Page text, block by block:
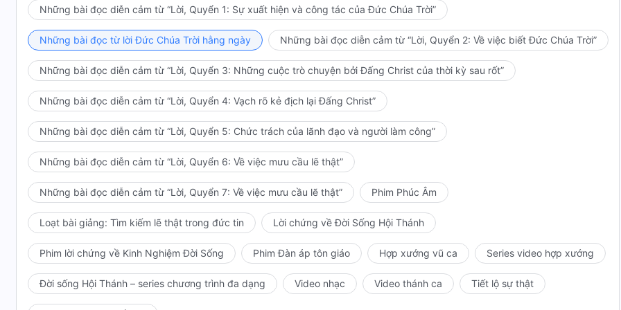
Loài người cũng đang đổi thay… Vạn vật đều đang thay đổi…
Hỡi những ngọn núi trầm mặc! Hãy đứng lên khiêu vũ vì Ta!
Hỡi những dòng nước ngừng chảy! Nào hãy tuôn đi!
Hỡi những con người chìm trong mộng mị! Hãy thức tỉnh và tiến lên nào!
Ta đã đến đây… Ta đã là Vua…
Loài người đã được tận mắt thấy Ta, tận tai nghe lời Ta nói,
được tự mình trải nghiệm cuộc sống ở Vương quốc…
Ngọt ngào làm sao… Tốt lành làm sao…
Chẳng thể nào quên… Chẳng thể nào quên…
Trong ngọn lửa thịnh nộ của Ta, con rồng lớn sắc đỏ đang giãy giụa;
trong phán xét uy nghi của Ta, ma quỷ hiện nguyên hình;
Những bài đọc diễn cảm từ “Lời, Quyển 1: Sự xuất hiện và công tác của Đức Chúa Trời”
Những bài đọc từ lời Đức Chúa Trời hằng ngày Những bài đọc diễn cảm từ “Lời, Quyển 2: Về việc biết Đức Chúa Trời”
Những bài đọc diễn cảm từ “Lời, Quyển 3: Những cuộc trò chuyện bởi Đấng Christ của thời kỳ sau rốt”
Những bài đọc diễn cảm từ “Lời, Quyển 4: Vạch rõ kẻ địch lại Đấng Christ”
Những bài đọc diễn cảm từ “Lời, Quyển 5: Chức trách của lãnh đạo và người làm công”
Những bài đọc diễn cảm từ “Lời, Quyển 6: Về việc mưu cầu lẽ thật”
Những bài đọc diễn cảm từ “Lời, Quyển 7: Về việc mưu cầu lẽ thật” Phim Phúc Âm
Loạt bài giảng: Tìm kiếm lẽ thật trong đức tin Lời chứng về Đời Sống Hội Thánh
Phim lời chứng về Kinh Nghiệm Đời Sống Phim Đàn áp tôn giáo Hợp xướng vũ ca Series video hợp xướng
Đời sống Hội Thánh – series chương trình đa dạng Video nhạc Video thánh ca Tiết lộ sự thật